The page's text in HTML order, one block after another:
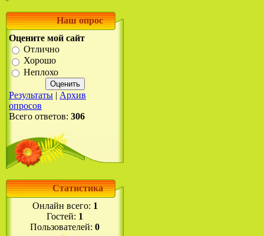
Наш опрос
Оцените мой сайт
Отлично
Хорошо
Неплохо
Результаты | Архив
опросов
Всего ответов: 306
Статистика
Онлайн всего: 1
Гостей: 1
Пользователей: 0